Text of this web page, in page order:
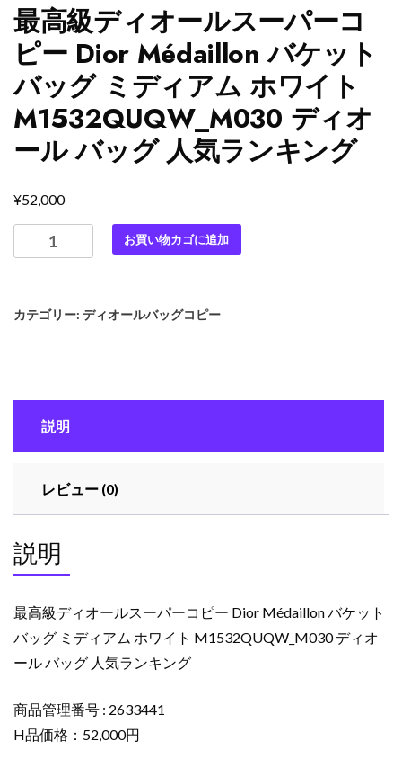
最高級ディオールスーパーコ
ピー Dior Médaillon バケット
バッグ ミディアム ホワイト
M1532QUQW_M030 ディオ
ール バッグ 人気ランキング
¥52,000
高
ィ
ス
パ
ピ
Dior
Médaillon
ケ
ッ
ト
ッ
グ
お買い物カゴに追加
カテゴリー: ディオールバッグコピー
説明
レビュー (0)
説明
最高級ディオールスーパーコピー Dior Médaillon バケット
バッグ ミディアム ホワイト M1532QUQW_M030 ディオ
ール バッグ 人気ランキング
商品管理番号 : 2633441
H品価格：52,000円